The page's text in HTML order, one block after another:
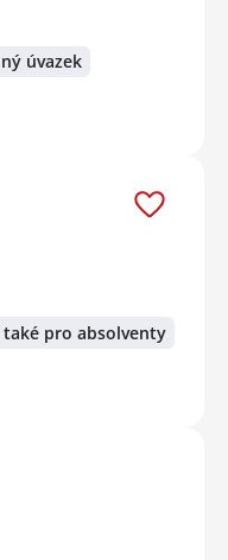
úvazek
také pro absolventy